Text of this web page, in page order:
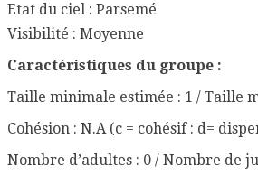
Etat du ciel : Parsemé
Visibilité : Moyenne
Caractéristiques du groupe :
Taille minimale estimée : 1 / Taille
Cohésion : N.A (c = cohésif : d=
Nombre d’adultes : 0 / Nombre de